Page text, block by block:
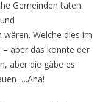
Gemeinden täten
Welche dies im
aber das konnte der
aber die gäbe es
….Aha!